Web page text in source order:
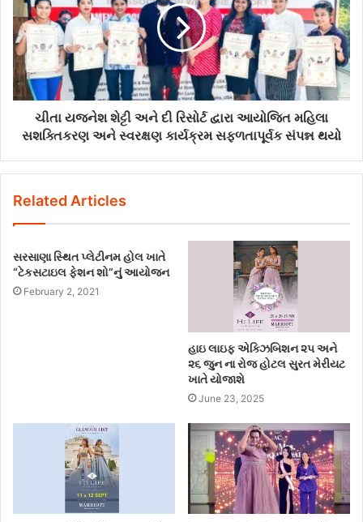
ચીતા યજનેશ શેટ્ટી અને દી રિસોર્ટ દ્વારા આયોજિત મહિલા
સશક્તિકરણ અને સ્વરક્ષણ કાર્યક્રમ સફળતાપૂર્વક સંપન્ન થયો
Related Articles
સરસાણા સ્થિત પ્લેટીનમ હોલ ખાતે
“ટેકસટાઇલ ફેશન શો”નું આયોજન
February 2, 2021
હાઇ લાઇફ એક્ઝિબિશન ૨૫ અને
૨૬ જુન ના રોજ હોટલ સુરત મેરીયટ
ખાતે યોજાશે
June 23, 2025